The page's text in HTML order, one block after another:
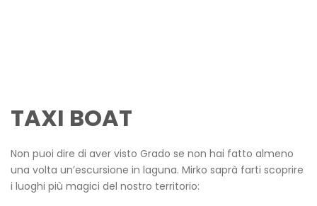
TAXI BOAT
Non puoi dire di aver visto Grado se non hai fatto almeno
una volta un’escursione in laguna. Mirko saprà farti scoprire
i luoghi più magici del nostro territorio: